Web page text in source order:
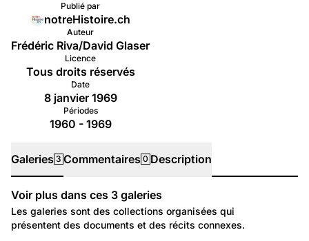
Publié par
notreHistoire.ch
Auteur
Frédéric Riva/David Glaser
Licence
Tous droits réservés
Date
8 janvier 1969
Périodes
1960 - 1969
Galeries 3 Commentaires 0 Description
Galeries
Voir plus dans ces 3 galeries
Les galeries sont des collections organisées qui
présentent des documents et des récits connexes.